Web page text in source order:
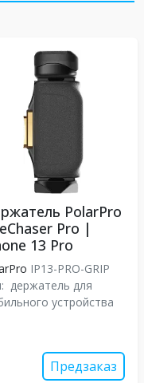
PolarPro
Pro |
13 Pro
IP13-PRO-GRIP
держатель для
устройства
Предзаказ